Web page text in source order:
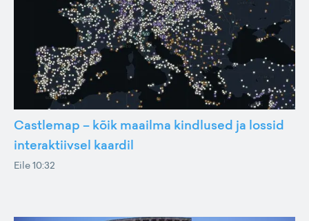
Castlemap – kõik maailma kindlused ja lossid
interaktiivsel kaardil
Eile 10:32